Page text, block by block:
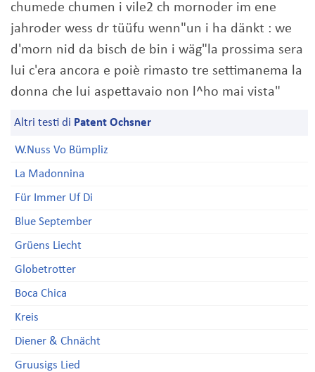
chumede chumen i vile2 ch mornoder im ene
jahroder wess dr tüüfu wenn"un i ha dänkt : we
d'morn nid da bisch de bin i wäg"la prossima sera
lui c'era ancora e poiè rimasto tre settimanema la
donna che lui aspettavaio non l^ho mai vista"
Altri testi di Patent Ochsner
W.Nuss Vo Bümpliz
La Madonnina
Für Immer Uf Di
Blue September
Grüens Liecht
Globetrotter
Boca Chica
Kreis
Diener & Chnächt
Gruusigs Lied